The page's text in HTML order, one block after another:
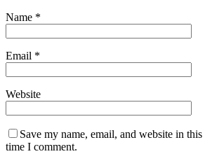
Name *
Email *
Website
Save my name, email, and website in
time I comment.